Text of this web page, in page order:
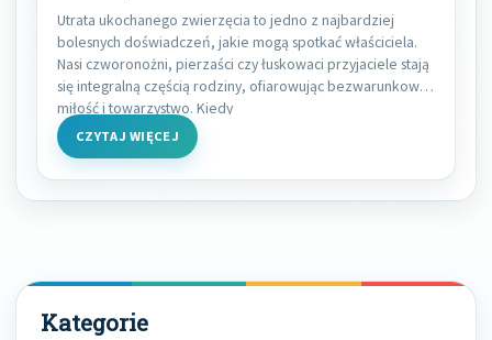
Utrata ukochanego zwierzęcia to jedno z najbardziej
bolesnych doświadczeń, jakie mogą spotkać właściciela.
Nasi czworonożni, pierzaści czy łuskowaci przyjaciele stają
się integralną częścią rodziny, ofiarowując bezwarunkową
miłość i towarzystwo. Kiedy
CZYTAJ WIĘCEJ